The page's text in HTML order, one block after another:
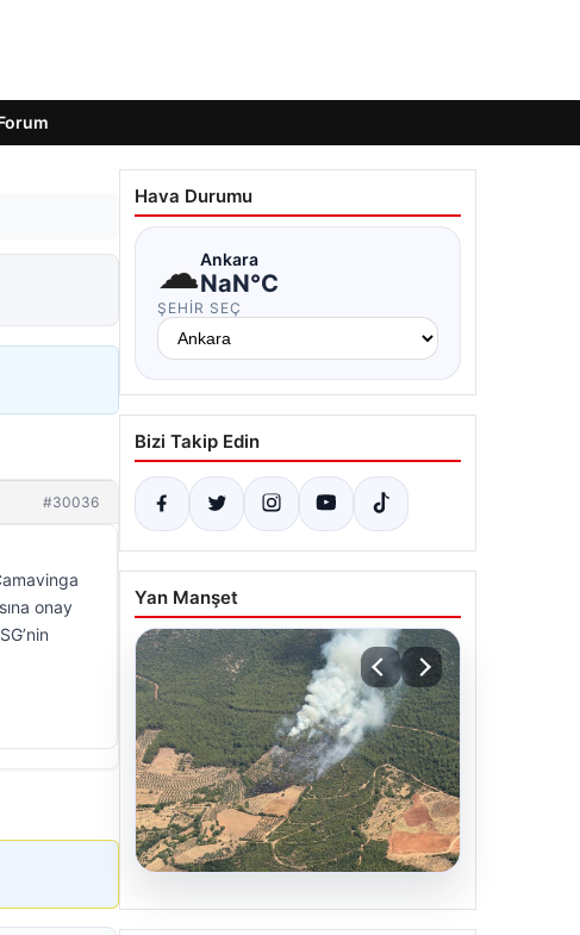
#30036
onay
Hava Durumu
☁Ankara
NaN°C
ŞEHIR SEÇ
Bizi Takip Edin
Yan Manşet
05.08.2026